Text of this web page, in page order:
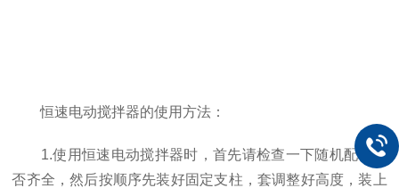
恒速电动搅拌器的使用方法：
1.使用恒速电动搅拌器时，首先请检查一下随机配件是
否齐全，然后按顺序先装好固定支柱，套调整好高度，装上